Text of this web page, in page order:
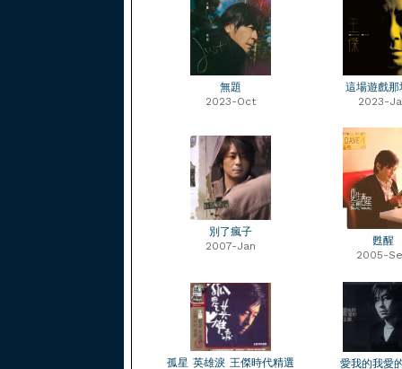
無題
2023-Oct
這場遊戲那
2023-
別了瘋子
2007-Jan
甦醒
2005-
孤星 英雄淚 王傑時代精選
愛我的我愛